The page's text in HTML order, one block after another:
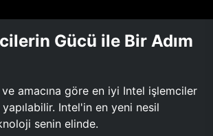
Gücü ile Bir Adım
ve amacına göre en iyi Intel işlemciler
Intel'in en yeni nesil
senin elinde.